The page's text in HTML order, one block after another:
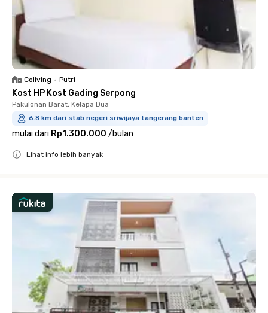
Coliving • Putri
Kost HP Kost Gading Serpong
Pakulonan Barat, Kelapa Dua
6.8 km dari stab negeri sriwijaya tangerang banten
mulai dari Rp1.300.000 /bulan
Lihat info lebih banyak